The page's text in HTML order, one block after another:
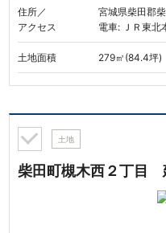
住所／
アクセス
宮城県柴田郡
電車: ＪＲ東北
土地面積 279㎡(84.4坪)
土地
柴田町槻木西２丁目